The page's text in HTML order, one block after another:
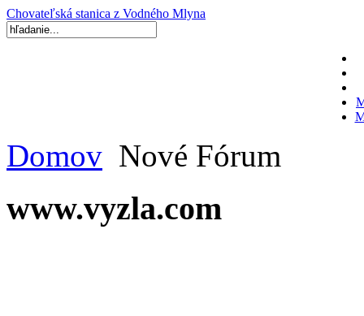
Chovateľská stanica z Vodného Mlyna
Domov Nové Fórum
www.vyzla.com